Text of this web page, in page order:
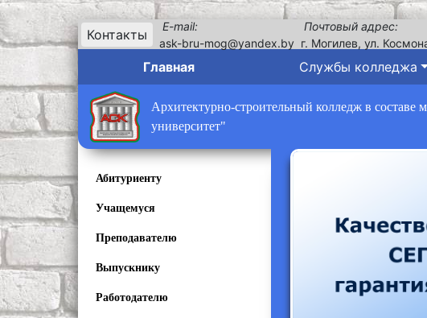
Контакты
E-mail:
ask-bru-mog@yandex.by
Почтовый адрес:
г. Могилев, ул.
Главная Службы колледжа
Архитектурно-строительный колледж в составе
университет"
Абитуриенту
Учащемуся
Преподавателю
Выпускнику
Работодателю